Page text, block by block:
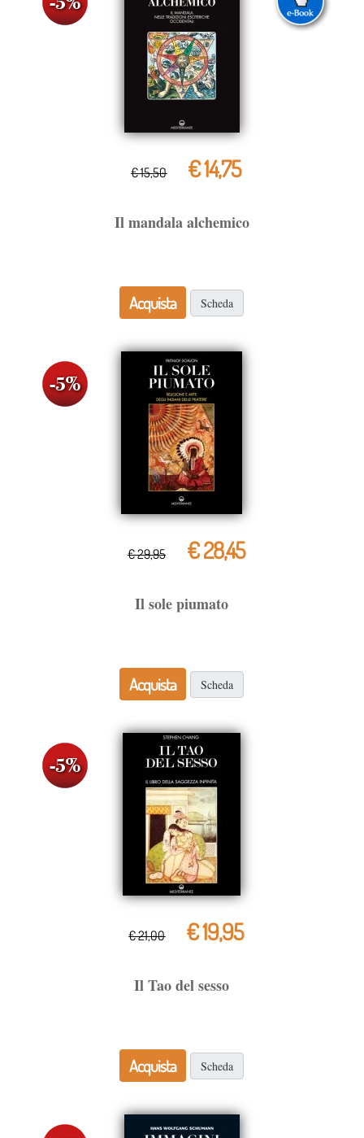
€ 15,50 € 14,75
Il mandala alchemico
Acquista Scheda
€ 29,95 € 28,45
Il sole piumato
Acquista Scheda
€ 21,00 € 19,95
Il Tao del sesso
Acquista Scheda